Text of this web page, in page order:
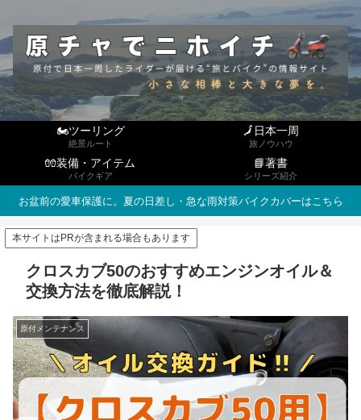
🏍ツーリング
絶景ルート
🗾日本一周
旅ノウハウ
🧤装備・アイテム
バイクギア
📘著書
シリーズ紹介
お盆前の愛車保護に。夏の日差し・急な雨対策バイクカバーはこちら
本サイトはPRが含まれる場合もあります
クロスカブ50のおすすめエンジンオイル＆
交換方法を徹底解説！
原付メンテナンス